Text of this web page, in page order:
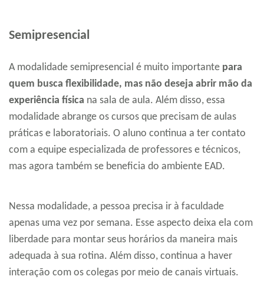
Semipresencial
A modalidade semipresencial é muito importante para
quem busca flexibilidade, mas não deseja abrir mão da
experiência física na sala de aula. Além disso, essa
modalidade abrange os cursos que precisam de aulas
práticas e laboratoriais. O aluno continua a ter contato
com a equipe especializada de professores e técnicos,
mas agora também se beneficia do ambiente EAD.
Nessa modalidade, a pessoa precisa ir à faculdade
apenas uma vez por semana. Esse aspecto deixa ela com
liberdade para montar seus horários da maneira mais
adequada à sua rotina. Além disso, continua a haver
interação com os colegas por meio de canais virtuais.